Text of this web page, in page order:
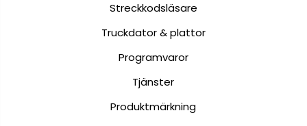
Streckkodsläsare
Truckdator & plattor
Programvaror
Tjänster
Produktmärkning